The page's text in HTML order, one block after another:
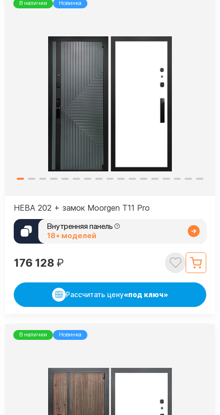
В наличии Новинка
НЕВА 202 + замок Moorgen T11 Pro
Внутренняя панель
18+ моделей
176 128 ₽
Рассчитать цену«под ключ»
В наличии Новинка